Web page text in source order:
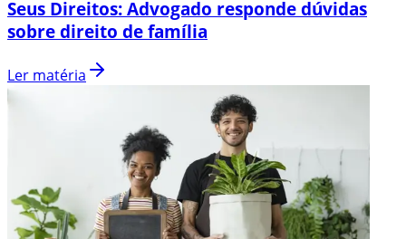
Seus Direitos: Advogado responde dúvidas
sobre direito de família
Ler matéria